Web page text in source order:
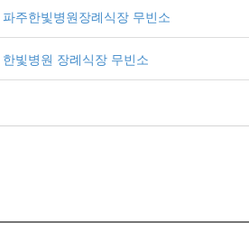
파주한빛병원장례식장 무빈소
한빛병원 장례식장 무빈소